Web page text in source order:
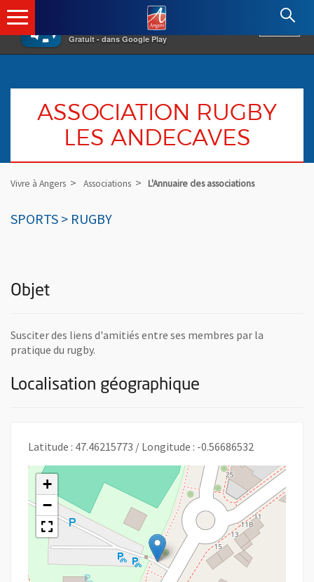
×
Gratuit - dans Google Play
Angers.fr : Retour à l'accueil
ASSOCIATION RUGBY
LES ANDECAVES
Vivre à Angers Associations L'Annuaire des associations
SPORTS > RUGBY
Objet
Susciter des liens d'amitiés entre ses membres par la
pratique du rugby.
Localisation géographique
Latitude : 47.46215773 / Longitude : -0.56686532
+
−